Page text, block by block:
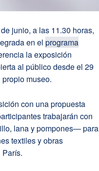
junio, a las 11.30 horas,
en elprograma
la exposición
al público desde el 29
museo.
con una propuesta
trabajarán con
lana y pompones— para
textiles y obras